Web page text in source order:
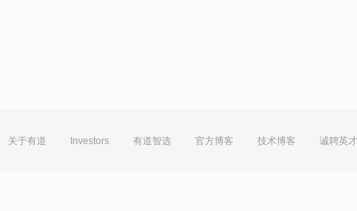
关于有道 Investors 有道智选 官方博客 技术博客 诚聘英才